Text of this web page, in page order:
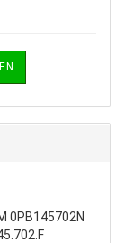
0PB145702N